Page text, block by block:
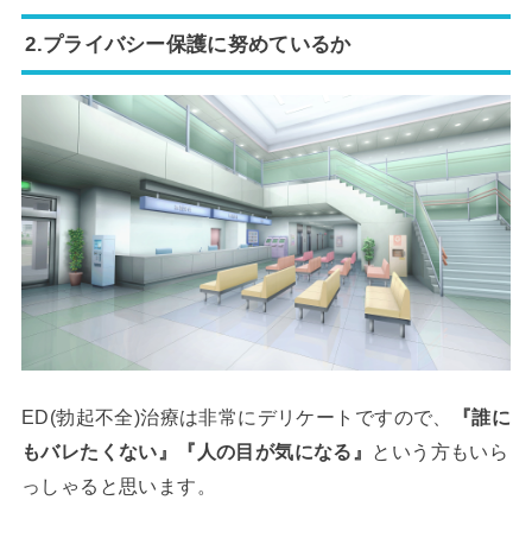
2.プライバシー保護に努めているか
ED(勃起不全)治療は非常にデリケートですので、
『誰に
もバレたくない』『人の目が気になる』
という方もいら
っしゃると思います。